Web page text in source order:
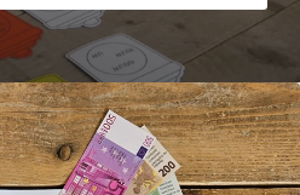
Studievaardigheden,
planning & motivatie
Werkgeheugen verbeteren
met Cogmed
Concentratie verbeteren
met neurofeedback | ADHD
& ADD
Overprikkeling